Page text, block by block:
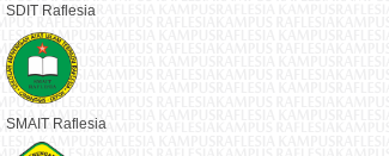
SDIT Raflesia
SMAIT Raflesia